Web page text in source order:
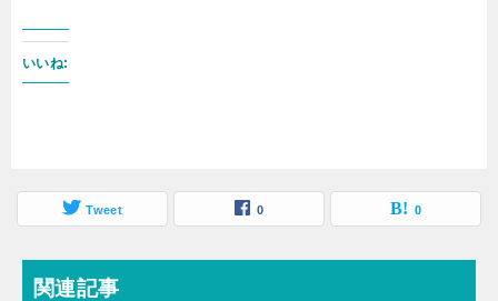
いいね:
Tweet 0 0
関連記事